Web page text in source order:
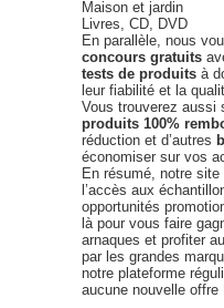
Maison et jardin
Livres, CD, DVD
En parallèle, nous
concours gratuits
tests de produits à
leur fiabilité et la
Vous trouverez aussi
produits 100%
réduction et d’autres
économiser sur vos
En résumé, notre
l’accès aux
opportunités
là pour vous faire
arnaques et profiter
par les grandes
notre plateforme
aucune nouvelle offre